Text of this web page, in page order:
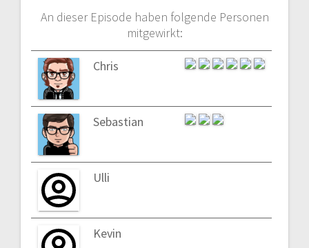
An dieser Episode haben folgende Personen
mitgewirkt:
Chris
Sebastian
Ulli
Kevin